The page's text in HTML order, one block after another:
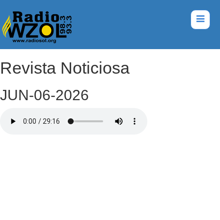
Revista Noticiosa
JUN-06-2026